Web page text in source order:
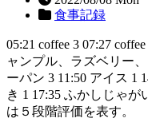
食事記録
05:21 coffee 3 07:27
ャンプル、ラズベリー
ーパン 3 11:50 アイス 1
き 1 17:35 ふかしじゃが
は５段階評価を表す。